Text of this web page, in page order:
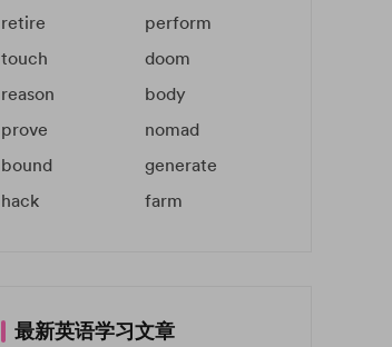
retire
perform
touch
doom
reason
body
prove
nomad
bound
generate
hack
farm
最新英语学习文章